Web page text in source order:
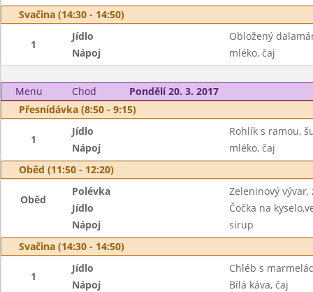
Svačina (14:30 - 14:50)
1
Jídlo
Obložený
Nápoj
mléko, čaj
Menu Chod
Pondělí 20. 3. 2017
Přesnídávka (8:50 - 9:15)
1
Jídlo
Rohlík s ramou,
Nápoj
mléko, čaj
Oběd (11:50 - 12:20)
Oběd
Polévka
Zeleninový vývar,
Jídlo
Čočka na
Nápoj
sirup
Svačina (14:30 - 14:50)
1
Jídlo
Chléb s
Nápoj
Bílá káva, čaj